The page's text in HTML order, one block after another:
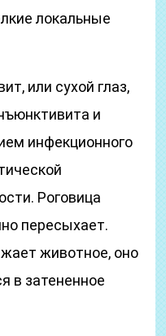
локальные
или сухой глаз,
и
инфекционного
Роговица
пересыхает.
животное, оно
в затененное